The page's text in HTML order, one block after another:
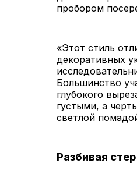
пробором
«Этот стиль
декоративных
Большинство
глубокого
густыми, а
светлой
Разбивая